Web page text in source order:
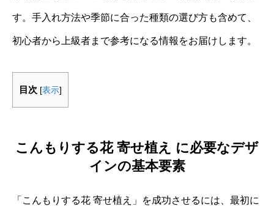
す。手入れ方法や季節に合った種類の選び方も含めて、
初心者から上級者まで参考になる情報をお届けします。
目次 [表示]
こんもりする花 寄せ植え に必要なデザ
インの基本要素
「こんもりする花 寄せ植え」を成功させるには、最初に